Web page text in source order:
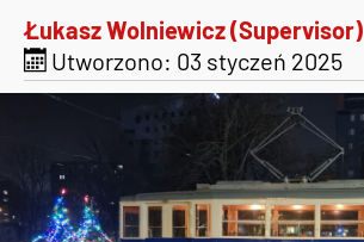
Łukasz Wolniewicz (Supervisor)
Utworzono: 03 styczeń 2025